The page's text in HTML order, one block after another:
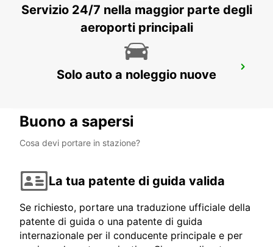
AIRE-SUR-L'ADOUR
Servizio 24/7 nella maggior parte degli
aeroporti principali
Solo auto a noleggio nuove
Buono a sapersi
Cosa devi portare in stazione?
La tua patente di guida valida
Se richiesto, portare una traduzione ufficiale della
patente di guida o una patente di guida
internazionale per il conducente principale e per